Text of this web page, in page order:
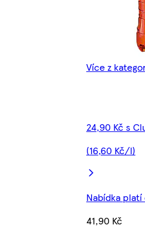
Více z
24,90 Kč s
(16,60 Kč/l)
Nabídka platí
41,90 Kč